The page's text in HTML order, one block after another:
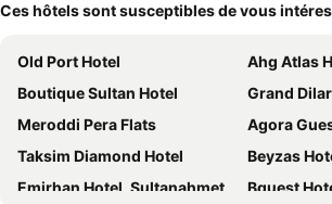
Ces hôtels sont susceptibles de vous
Old Port Hotel
Ahg Atlas
Boutique Sultan Hotel
Grand
Meroddi Pera Flats
Agora
Taksim Diamond Hotel
Beyzas
Emirhan Hotel, Sultanahmet
Bguest